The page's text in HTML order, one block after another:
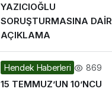
YAZICIOĞLU
SORUŞTURMASINA DAİR
AÇIKLAMA
Hendek Haberleri 869
15 TEMMUZ’UN 10’NCU